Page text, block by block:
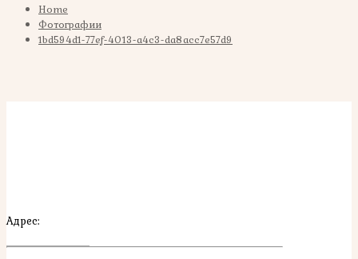
Home
Фотографии
1bd594d1-77ef-4013-a4c3-da8acc7e57d9
Адрес: